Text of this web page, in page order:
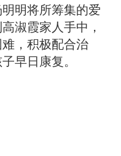
明将所筹集的爱
淑霞家人手中，
，积极配合治
早日康复。